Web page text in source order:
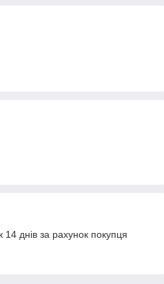
днів за рахунок покупця